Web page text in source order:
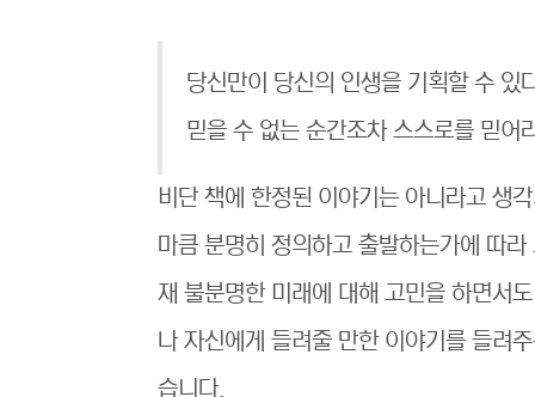
당신만이 당신의 인생을 기획할 수 있
믿을 수 없는 순간조차 스스로를 믿어
비단 책에 한정된 이야기는 아니라고 생
마큼 분명히 정의하고 출발하는가에 따
재 불분명한 미래에 대해 고민을 하면서
나 자신에게 들려줄 만한 이야기를 들려
습니다.